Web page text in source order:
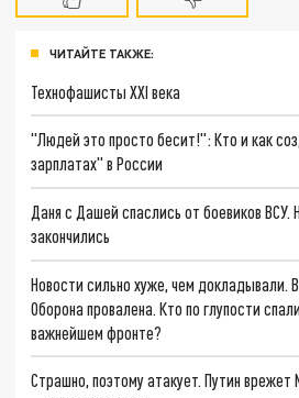
ЧИТАЙТЕ ТАКЖЕ:
Технофашисты XXI века
"Людей это просто бесит!": Кто и как
зарплатах" в России
Даня с Дашей спаслись от боевиков
закончились
Новости сильно хуже, чем докладывали.
Оборона провалена. Кто по глупости
важнейшем фронте?
Страшно, поэтому атакует. Путин врежет